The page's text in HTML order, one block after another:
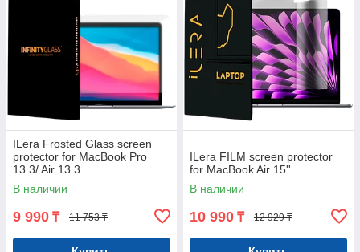
ILera Frosted Glass screen
protector for MacBook Pro
13.3/ Air 13.3
В наличии
9 990 ₸ 11 753 ₸
ILera FILM screen protector
for MacBook Air 15''
В наличии
10 990 ₸ 12 929 ₸